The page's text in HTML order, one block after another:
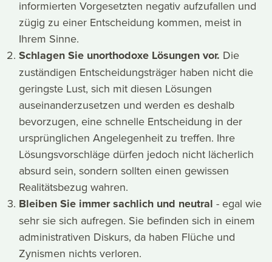
informierten Vorgesetzten negativ aufzufallen und
zügig zu einer Entscheidung kommen, meist in
Ihrem Sinne.
Schlagen Sie unorthodoxe Lösungen vor. Die
zuständigen Entscheidungsträger haben nicht die
geringste Lust, sich mit diesen Lösungen
auseinanderzusetzen und werden es deshalb
bevorzugen, eine schnelle Entscheidung in der
ursprünglichen Angelegenheit zu treffen. Ihre
Lösungsvorschläge dürfen jedoch nicht lächerlich
absurd sein, sondern sollten einen gewissen
Realitätsbezug wahren.
Bleiben Sie immer sachlich und neutral - egal wie
sehr sie sich aufregen. Sie befinden sich in einem
administrativen Diskurs, da haben Flüche und
Zynismen nichts verloren.